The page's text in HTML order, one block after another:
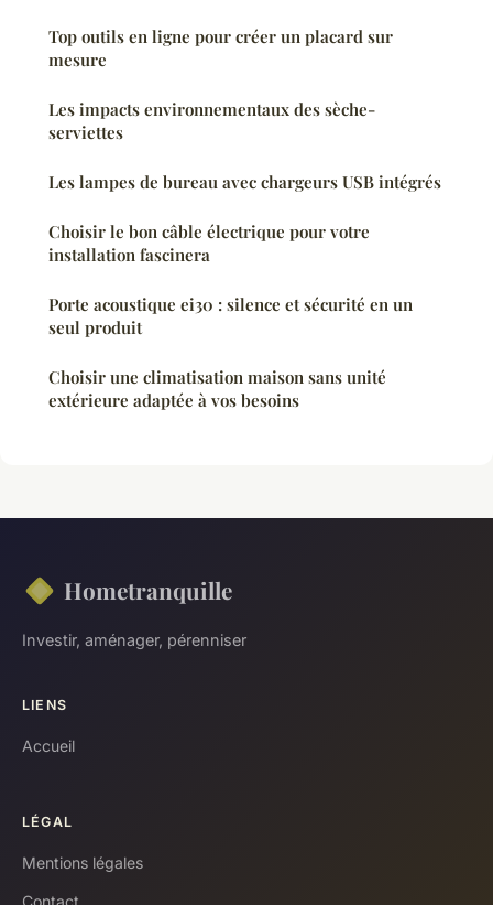
Top outils en ligne pour créer un placard sur
mesure
Les impacts environnementaux des sèche-
serviettes
Les lampes de bureau avec chargeurs USB intégrés
Choisir le bon câble électrique pour votre
installation fascinera
Porte acoustique ei30 : silence et sécurité en un
seul produit
Choisir une climatisation maison sans unité
extérieure adaptée à vos besoins
Hometranquille
Investir, aménager, pérenniser
LIENS
Accueil
LÉGAL
Mentions légales